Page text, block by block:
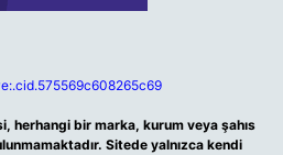
herhangi bir marka, kurum veya şahıs
Sitede yalnızca kendi